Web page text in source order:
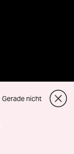
Gerade nicht